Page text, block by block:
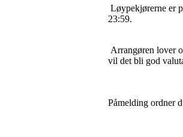
Løypekjørerne er
23:59.
Arrangøren lover
vil det bli god
Påmelding ordner